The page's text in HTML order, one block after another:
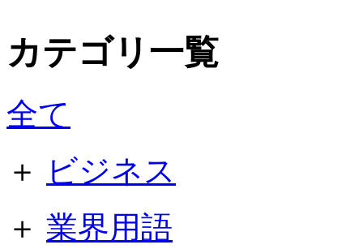
カテゴリ一覧
全て
＋
ビジネス
＋ 業界用語